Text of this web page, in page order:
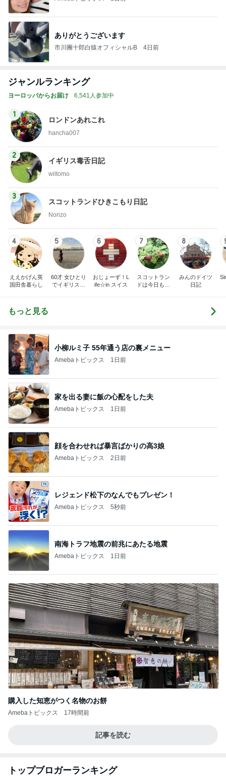
ありがとうございます
市川團十郎白猿オフィシャルB 4日前
ジャンルランキング
ヨーロッパからお届け 6,541人参加中
1
ロンドンあれこれ
hancha007
2
イギリス毒舌日記
wiltomo
3
スコットランドひきこもり日記
Norizo
4
ええかげん英
国田舎暮らし
5
60才 女ひとり
でイギリスに
6
おじょーず！L
ife☆in スイス
7
スコットラン
ドは今日も曇
8
みんのドイツ
日記
もっと見る
小柳ルミ子 55年通う店の裏メニュー
Amebaトピックス 1日前
家を出る妻に飯の心配をした夫
Amebaトピックス 1日前
顔を合わせれば暴言ばかりの高3娘
Amebaトピックス 2日前
レジェンド松下のなんでもプレゼン！
Amebaトピックス 5秒前
南海トラフ地震の前兆にあたる地震
Amebaトピックス 1日前
購入した知恵がつく名物のお餅
Amebaトピックス 17時間前
記事を読む
トップブロガーランキング